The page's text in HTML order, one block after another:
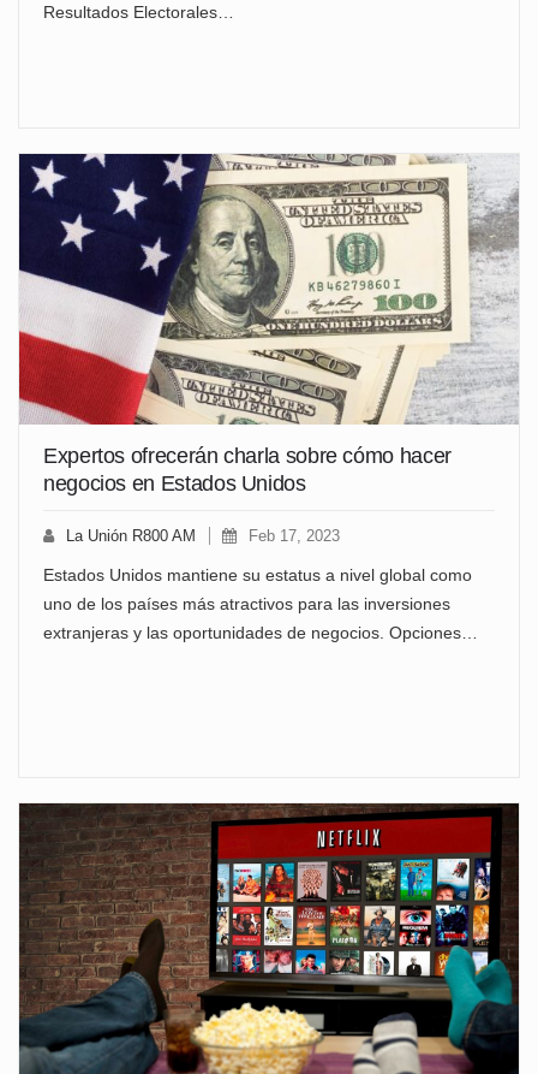
Resultados Electorales…
Expertos ofrecerán charla sobre cómo hacer
negocios en Estados Unidos
La Unión R800 AM Feb 17, 2023
Estados Unidos mantiene su estatus a nivel global como
uno de los países más atractivos para las inversiones
extranjeras y las oportunidades de negocios. Opciones…